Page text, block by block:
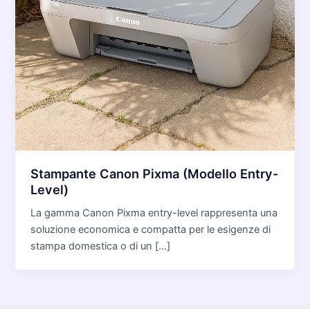
Stampante Canon Pixma (Modello Entry-
Level)
La gamma Canon Pixma entry-level rappresenta una
soluzione economica e compatta per le esigenze di
stampa domestica o di un […]